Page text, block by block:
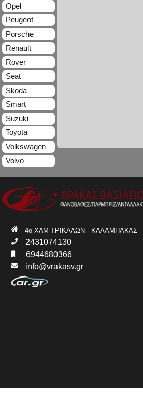
Opel
Peugeot
Porsche
Renault
Rover
Seat
Skoda
Smart
Suzuki
Toyota
Volkswagen
Volvo
4ο ΧΛΜ ΤΡΙΚΑΛΩΝ - ΚΑΛΑΜΠΑΚΑΣ
2431074130
6944680366
info@vrakasv.gr